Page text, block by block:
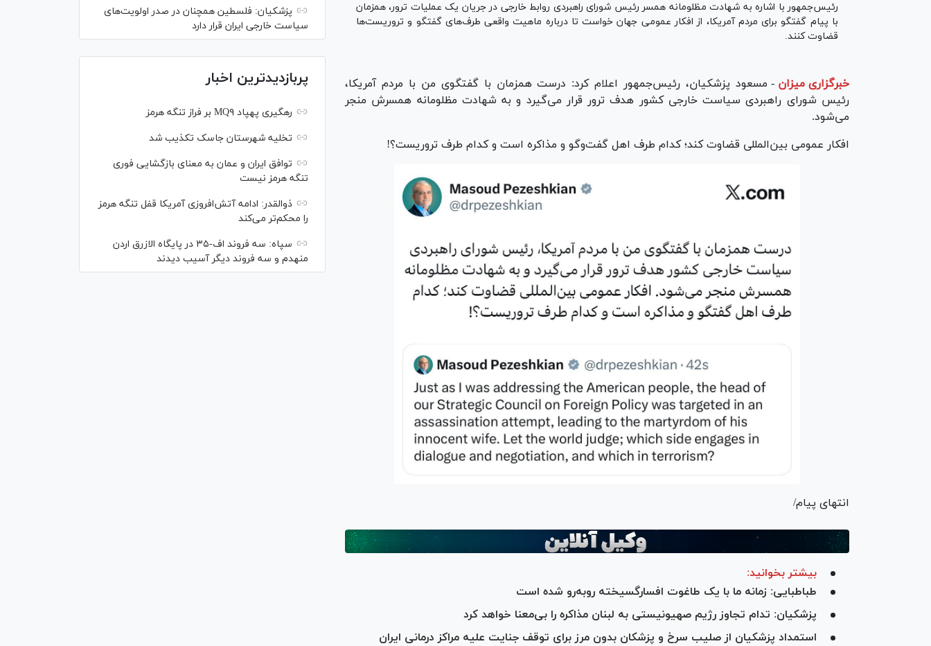
رئیس‌جمهور با اشاره به شهادت مظلومانه همسر رئیس شورای راهبردی روابط خارجی در جریان یک عملیات ترور، همزمان
با پیام گفتگو برای مردم آمریکا، از افکار عمومی جهان خواست تا درباره ماهیت واقعی طرف‌های گفتگو و تروریست‌ها
قضاوت کنند.
خبرگزاری میزان - مسعود پزشکیان، ‏رئیس‌جمهور اعلام کرد: درست همزمان با گفتگوی من با مردم آمریکا،
رئیس شورای راهبردی سیاست خارجی کشور هدف ترور قرار می‌گیرد و به شهادت مظلومانه همسرش منجر
می‌شود.
افکار عمومی بین‌المللی قضاوت کند؛ کدام طرف اهل گفت‌و‌گو و مذاکره است و کدام طرف تروریست؟!
انتهای پیام/
بیشتر بخوانید:
طباطبایی: زمانه ما با یک طاغوت افسارگسیخته رو‌به‌رو شده است
پزشکیان: تدام تجاوز رژیم صهیونیستی به لبنان مذاکره را بی‌معنا خواهد کرد
استمداد پزشکیان از صلیب سرخ و پزشکان بدون مرز برای توقف جنایت علیه مراکز درمانی ایران
پزشکیان: فلسطین همچنان در صدر اولویت‌های
سیاست خارجی ایران قرار دارد
پربازدیدترین اخبار
رهگیری پهپاد MQ۹ بر فراز تنگه هرمز
تخلیه شهرستان جاسک تکذیب شد
توافق ایران و عمان به معنای بازگشایی فوری
تنگه هرمز نیست
ذوالقدر: ادامه آتش‌افروزی آمریکا قفل تنگه هرمز
را محکم‌تر می‌کند
سپاه: سه فروند اف-۳۵ در پایگاه الازرق اردن
منهدم و سه فروند دیگر آسیب دیدند